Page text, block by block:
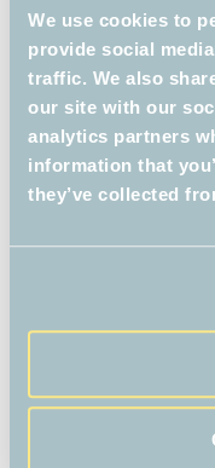
We use cookies to
provide social
traffic. We also
our site with our
analytics partners
information that
they’ve collected
Download hier